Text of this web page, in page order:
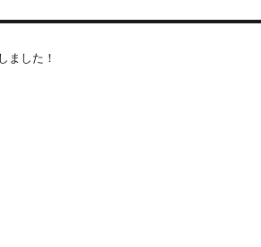
ました！